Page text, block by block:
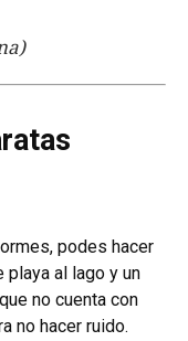
podes hacer
playa al lago y un
no cuenta con
no hacer ruido.